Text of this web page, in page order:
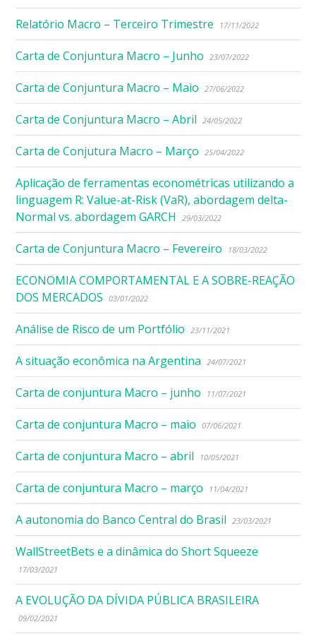
Relatório Macro – Terceiro Trimestre 17/11/2022
Carta de Conjuntura Macro – Junho 23/07/2022
Carta de Conjuntura Macro – Maio 27/06/2022
Carta de Conjuntura Macro – Abril 24/05/2022
Carta de Conjutura Macro – Março 25/04/2022
Aplicação de ferramentas econométricas utilizando a
linguagem R: Value-at-Risk (VaR), abordagem delta-
Normal vs. abordagem GARCH
29/03/2022
Carta de Conjuntura Macro – Fevereiro 18/03/2022
ECONOMIA COMPORTAMENTAL E A SOBRE-REAÇÃO
DOS MERCADOS
03/01/2022
Análise de Risco de um Portfólio 23/11/2021
A situação econômica na Argentina 24/07/2021
Carta de conjuntura Macro – junho 11/07/2021
Carta de conjuntura Macro – maio 07/06/2021
Carta de conjuntura Macro – abril 10/05/2021
Carta de conjuntura Macro – março 11/04/2021
A autonomia do Banco Central do Brasil 23/03/2021
WallStreetBets e a dinâmica do Short Squeeze
17/03/2021
A EVOLUÇÃO DA DÍVIDA PÚBLICA BRASILEIRA
09/02/2021